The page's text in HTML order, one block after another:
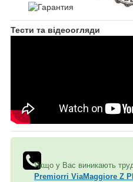
Тести та відеоогляди
Якщо у Вас виникають
Premiorri ViaMaggiore Z